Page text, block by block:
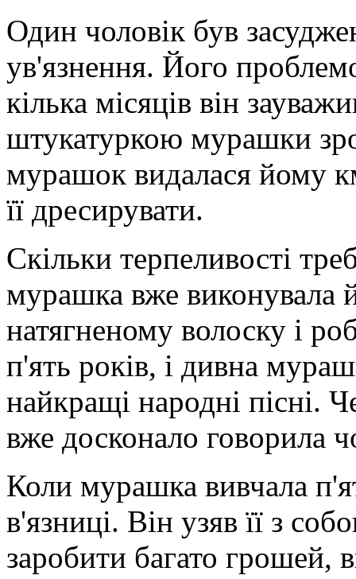
Один чоловік був
ув'язнення. Його
кілька місяців він
штукатуркою мурашки
мурашок видалася йому
її дресирувати.
Скільки терпеливості
мурашка вже виконувала
натягненому волоску і
п'ять років, і дивна
найкращі народні пісні.
вже досконало говорила
Коли мурашка вивчала
в'язниці. Він узяв її з
заробити багато грошей,